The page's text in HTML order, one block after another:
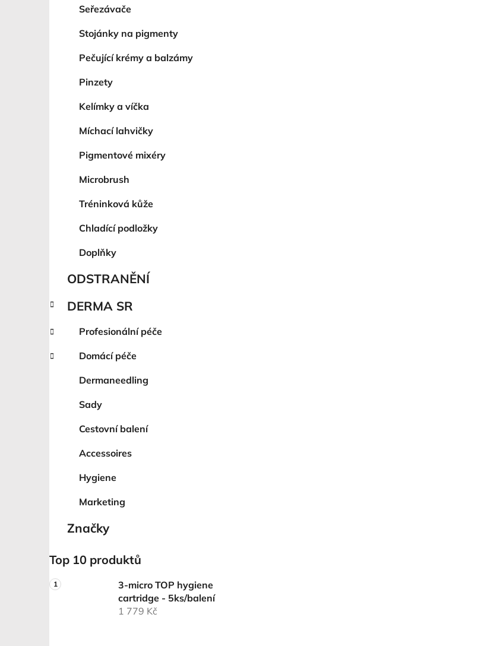
Seřezávače
Stojánky na pigmenty
Pečující krémy a balzámy
Pinzety
Kelímky a víčka
Míchací lahvičky
Pigmentové mixéry
Microbrush
Tréninková kůže
Chladící podložky
Doplňky
ODSTRANĚNÍ
DERMA SR
Profesionální péče
Domácí péče
Dermaneedling
Sady
Cestovní balení
Accessoires
Hygiene
Marketing
Značky
Top 10 produktů
3-micro TOP hygiene
cartridge - 5ks/balení
1 779 Kč